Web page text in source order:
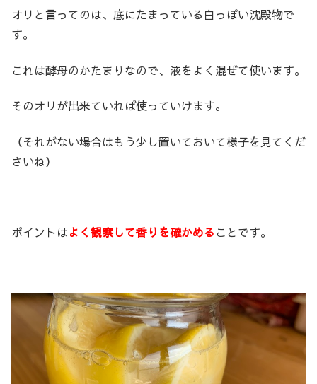
オリと言ってのは、底にたまっている白っぽい沈殿物で
す。
これは酵母のかたまりなので、液をよく混ぜて使います。
そのオリが出来ていれば使っていけます。
（それがない場合はもう少し置いておいて様子を見てくだ
さいね）
ポイントはよく観察して香りを確かめることです。